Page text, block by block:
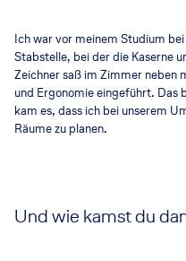
Ich war vor meinem Studium
Stabstelle, bei der die Kaserne
Zeichner saß im Zimmer neben
und Ergonomie eingeführt. Das
kam es, dass ich bei unserem
Räume zu planen.
Und wie kamst du